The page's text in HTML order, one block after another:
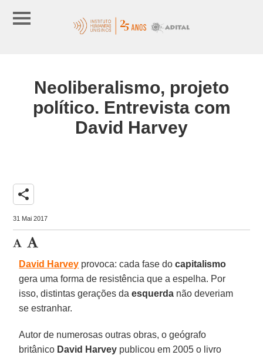
Neoliberalismo, projeto
político. Entrevista com
David Harvey
share
31 Mai 2017
David Harvey provoca: cada fase docapitalismo
gera uma forma de resistência que a espelha. Por
isso, distintas gerações daesquerda não deveriam
se estranhar.
Autor de numerosas outras obras, o geógrafo
britânico David Harvey publicou em 2005 o livro